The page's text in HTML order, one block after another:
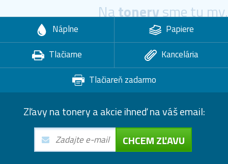
Natonerysme tu my.
Náplne
Papiere
Tlačiarne
Kancelária
Tlačiareň zadarmo
Zľavy na tonery a akcie ihneď na váš email:
CHCEM ZĽAVU